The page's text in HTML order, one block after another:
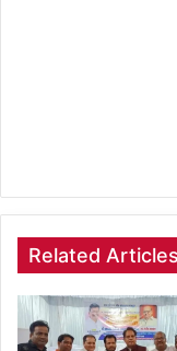
Related Articles